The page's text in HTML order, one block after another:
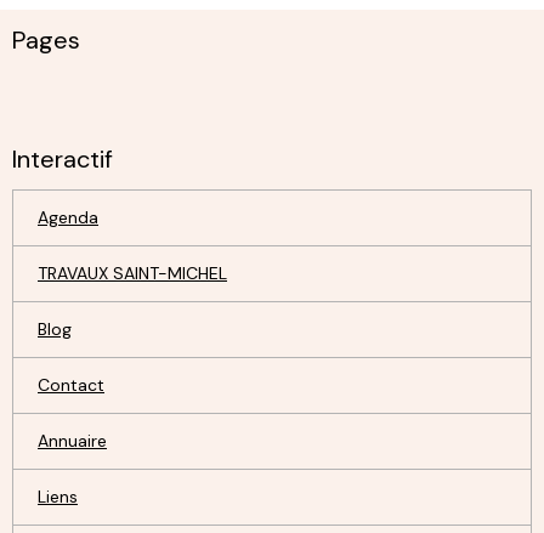
Pages
Interactif
Agenda
TRAVAUX SAINT-MICHEL
Blog
Contact
Annuaire
Liens